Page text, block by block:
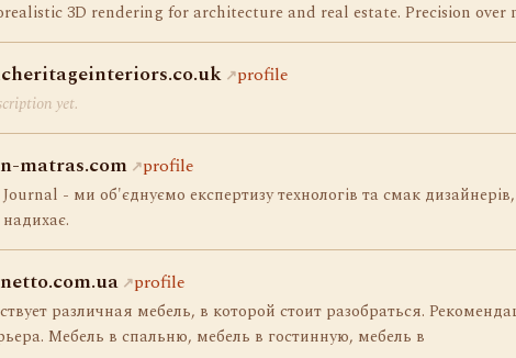
3D rendering for architecture and real estate. Precision over
profile
yet.
matras.com profile
- ми об'єднуємо експертизу технологів та смак
profile
различная мебель, в которой стоит разобраться.
Мебель в спальню, мебель в гостинную, мебель в